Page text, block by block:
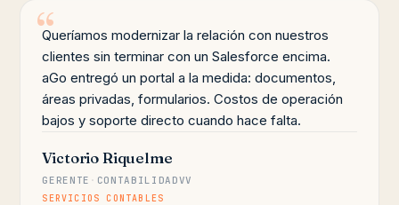
Queríamos modernizar la relación con nuestros
clientes sin terminar con un Salesforce encima.
aGo entregó un portal a la medida: documentos,
áreas privadas, formularios. Costos de operación
bajos y soporte directo cuando hace falta.
Victorio Riquelme
GERENTE · CONTABILIDADVV
SERVICIOS CONTABLES